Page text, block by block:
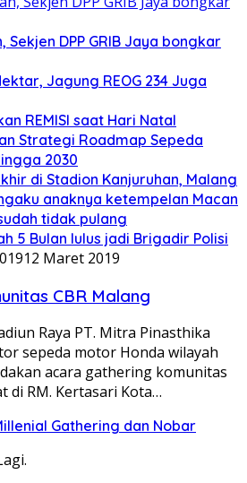
Sekjen DPP GRIB Jaya bongkar
Jagung REOG 234 Juga
REMISI saat Hari Natal
Strategi Roadmap Sepeda
2030
di Stadion Kanjuruhan, Malang
anaknya ketempelan Macan
tidak pulang
5 Bulan lulus jadi Brigadir Polisi
12 Maret 2019
CBR Malang
Raya PT. Mitra Pinasthika
sepeda motor Honda wilayah
acara gathering komunitas
di RM. Kertasari Kota…
Gathering dan Nobar